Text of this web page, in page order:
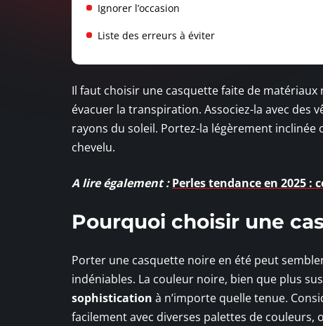
Ignorer l’occasion
Liste des erreurs à éviter
Il faut choisir une casquette faite de
évacuer la transpiration. Associez-la avec des
rayons du soleil. Portez-la légèrement
chevelu.
A lire également : Perles tendance en 2025 :
Pourquoi choisir une
Porter une casquette noire en été peut
indéniables. La couleur noire, bien que plus
sophistication à n’importe quelle tenue.
facilement avec diverses palettes de